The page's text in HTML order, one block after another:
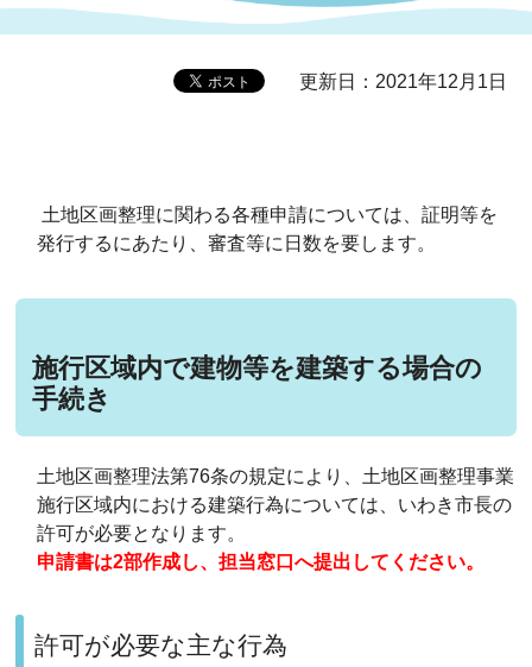
更新日：2021年12月1日
土地区画整理に関わる各種申請については、証明等を
発行するにあたり、審査等に日数を要します。
施行区域内で建物等を建築する場合の
手続き
土地区画整理法第76条の規定により、土地区画整理事業
施行区域内における建築行為については、いわき市長の
許可が必要となります。
申請書は2部作成し、担当窓口へ提出してください。
許可が必要な主な行為